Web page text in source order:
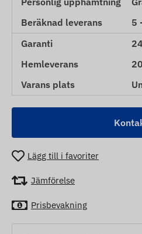
Beräknad leverans
5
Garanti
Hemleverans
Varans plats
Lägg till i favoriter
Jämförelse
Prisbevakning